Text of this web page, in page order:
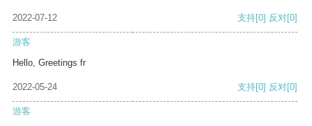
2022-07-12 支持[0] 反对[0]
游客
Hello, Greetings fr
2022-05-24 支持[0] 反对[0]
游客